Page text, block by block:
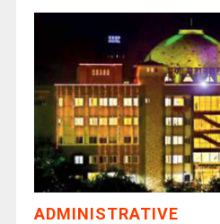
ADMINISTRATIVE